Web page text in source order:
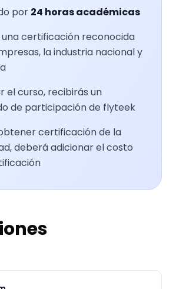
por 24 horas académicas
certificación reconocida
la industria nacional y
el curso, recibirás un
de participación de flyteek
certificación de la
deberá adicionar el costo